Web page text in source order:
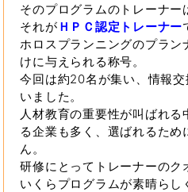
そのプログラムのトレーナー
それが ＨＰＣ認定トレーナー
ホロスプランニングのプラ
けに与えられる称号。
今回は約20名が集い、情報
いました。
人材教育の重要性が叫ばれ
る企業も多く、選ばれるた
ん。
研修にとってトレーナーのク
いくらプログラムが素晴ら